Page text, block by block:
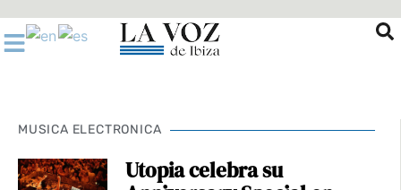
al
contenido
MUSICA ELECTRONICA
Utopia celebra su